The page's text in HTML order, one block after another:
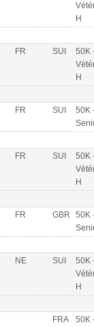
H
FR SUI
50K
H
FR SUI
50K
FR SUI
50K
H
FR GBR
50K
NE SUI
50K
H
FRA
50K